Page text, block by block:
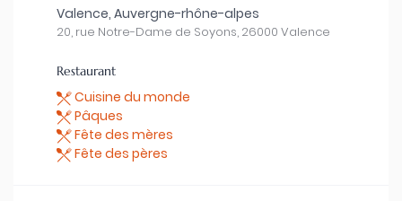
Valence, Auvergne-rhône-alpes
20, rue Notre-Dame de Soyons, 26000 Valence
Restaurant
Cuisine du monde
Pâques
Fête des mères
Fête des pères